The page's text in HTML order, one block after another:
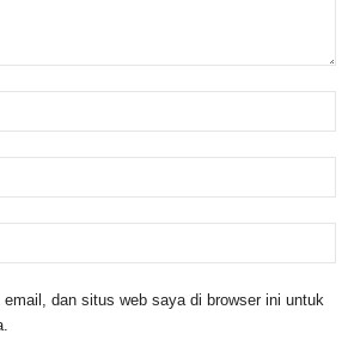
dan situs web saya di browser ini untuk